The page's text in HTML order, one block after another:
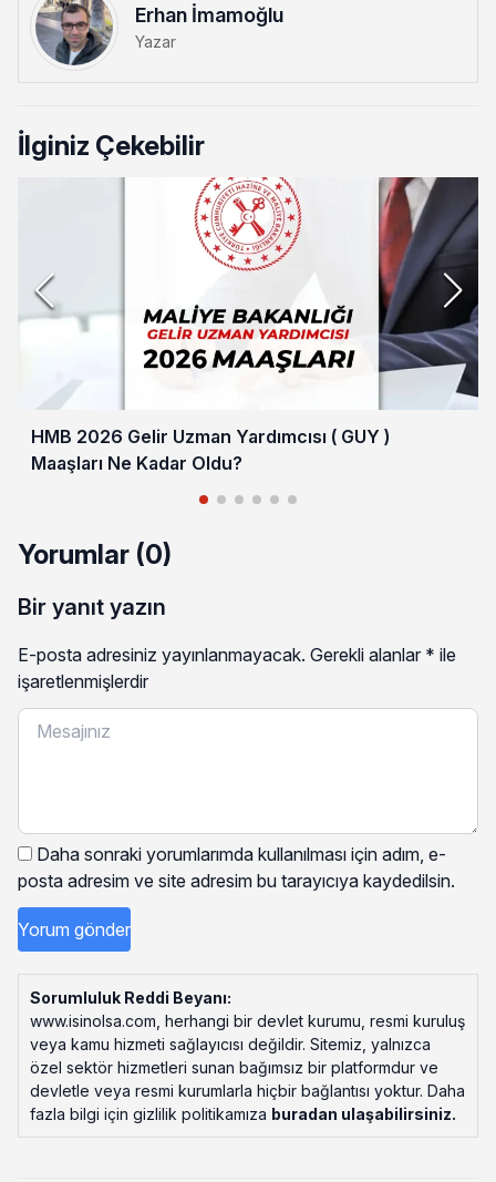
Erhan İmamoğlu
Yazar
İlginiz Çekebilir
HMB 2026 Gelir Uzman Yardımcısı ( GUY )
Maaşları Ne Kadar Oldu?
Yorumlar (0)
Bir yanıt yazın
E-posta adresiniz yayınlanmayacak. Gerekli alanlar * ile
işaretlenmişlerdir
Daha sonraki yorumlarımda kullanılması için adım, e-
posta adresim ve site adresim bu tarayıcıya kaydedilsin.
Sorumluluk Reddi Beyanı:
www.isinolsa.com, herhangi bir devlet kurumu, resmi kuruluş
veya kamu hizmeti sağlayıcısı değildir. Sitemiz, yalnızca
özel sektör hizmetleri sunan bağımsız bir platformdur ve
devletle veya resmi kurumlarla hiçbir bağlantısı yoktur. Daha
fazla bilgi için gizlilik politikamıza buradan ulaşabilirsiniz.